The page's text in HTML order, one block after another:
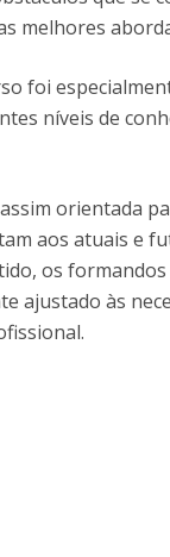
melhores
foi
níveis de
orientada
aos atuais e
os
ajustado às